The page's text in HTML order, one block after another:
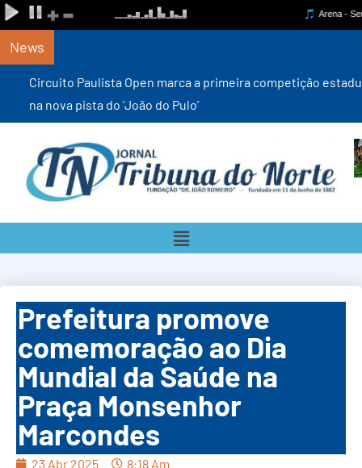
News
Circuito Paulista Open marca a primeira competição estadual
na nova pista do ‘João do Pulo’
Prefeitura promove
comemoração ao Dia
Mundial da Saúde na
Praça Monsenhor
Marcondes
23 Abr 2025 8:18 Am